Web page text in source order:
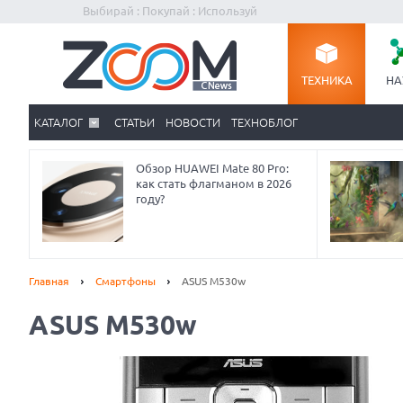
Выбирай : Покупай : Используй
ТЕХНИКА
КАТАЛОГ СТАТЬИ НОВОСТИ ТЕХНОБЛОГ
Обзор HUAWEI Mate 80 Pro:
как стать флагманом в 2026
году?
Главная Смартфоны ASUS M530w
ASUS M530w